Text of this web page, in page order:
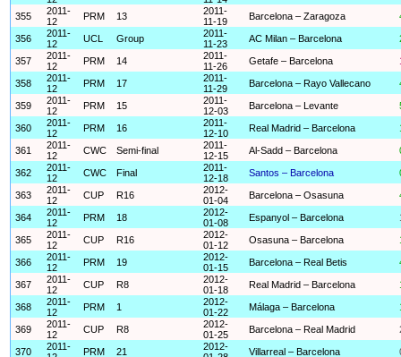
355
2011-
12
PRM 13
2011-
11-19
Barcelona – Zaragoza
356
2011-
12
UCL Group
2011-
11-23
AC Milan – Barcelona
357
2011-
12
PRM 14
2011-
11-26
Getafe – Barcelona
358
2011-
12
PRM 17
2011-
11-29
Barcelona – Rayo Vallecano
359
2011-
12
PRM 15
2011-
12-03
Barcelona – Levante
360
2011-
12
PRM 16
2011-
12-10
Real Madrid – Barcelona
361
2011-
12
CWC Semi-final
2011-
12-15
Al-Sadd – Barcelona
362
2011-
12
CWC Final
2011-
12-18
Santos – Barcelona
363
2011-
12
CUP R16
2012-
01-04
Barcelona – Osasuna
364
2011-
12
PRM 18
2012-
01-08
Espanyol – Barcelona
365
2011-
12
CUP R16
2012-
01-12
Osasuna – Barcelona
366
2011-
12
PRM 19
2012-
01-15
Barcelona – Real Betis
367
2011-
12
CUP R8
2012-
01-18
Real Madrid – Barcelona
368
2011-
12
PRM 1
2012-
01-22
Málaga – Barcelona
369
2011-
12
CUP R8
2012-
01-25
Barcelona – Real Madrid
370
2011-
PRM 21
2012-
Villarreal – Barcelona